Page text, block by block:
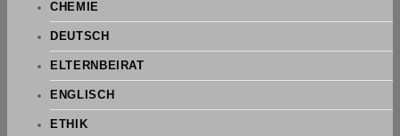
CHEMIE
DEUTSCH
ELTERNBEIRAT
ENGLISCH
ETHIK